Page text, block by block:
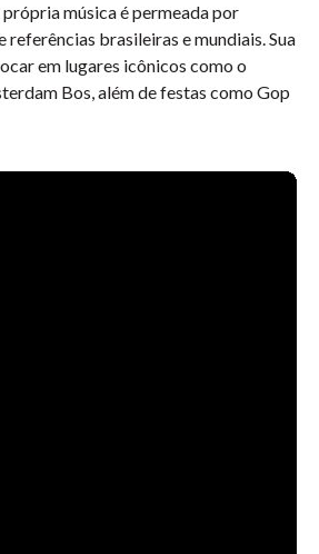
música é permeada por
referências brasileiras e mundiais. Sua
em lugares icônicos como o
Bos, além de festas como Gop